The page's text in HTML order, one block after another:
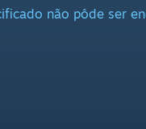
não pôde ser